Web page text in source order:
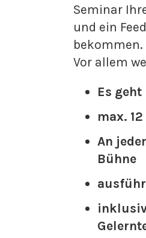
Seminar
und ein
Vor allem
Es
max.
An
Bühne